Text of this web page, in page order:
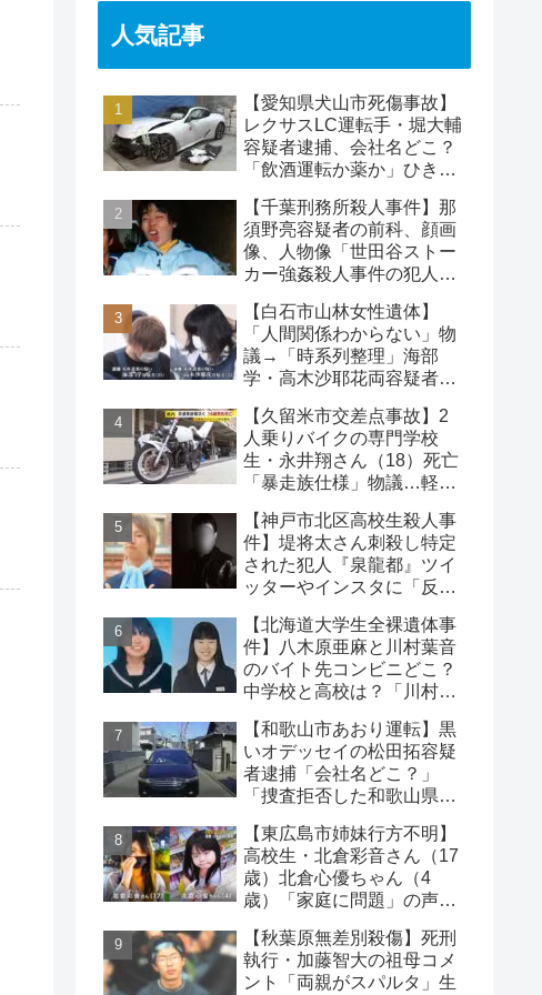
人気記事
【愛知県犬山市死傷事故】
レクサスLC運転手・堀大輔
容疑者逮捕、会社名どこ？
「飲酒運転か薬か」ひき逃
【千葉刑務所殺人事件】那
須野亮容疑者の前科、顔画
像、人物像「世田谷ストー
カー強姦殺人事件の犯人」
は？
【白石市山林女性遺体】
「人間関係わからない」物
議→「時系列整理」海部
学・高木沙耶花両容疑者、
な事件
【久留米市交差点事故】2
人乗りバイクの専門学校
生・永井翔さん（18）死亡
「暴走族仕様」物議…軽自
【神戸市北区高校生殺人事
件】堤将太さん刺殺し特定
された犯人『泉龍都』ツイ
ッターやインスタに「反省
【北海道大学生全裸遺体事
件】八木原亜麻と川村葉音
のバイト先コンビニどこ？
中学校と高校は？「川村の
氏」の声も
【和歌山市あおり運転】黒
いオデッセイの松田拓容疑
者逮捕「会社名どこ？」
「捜査拒否した和歌山県
の声
【東広島市姉妹行方不明】
高校生・北倉彩音さん（17
歳）北倉心優ちゃん（4
歳）「家庭に問題」の声…
【秋葉原無差別殺傷】死刑
執行・加藤智大の祖母コメ
ント「両親がスパルタ」生